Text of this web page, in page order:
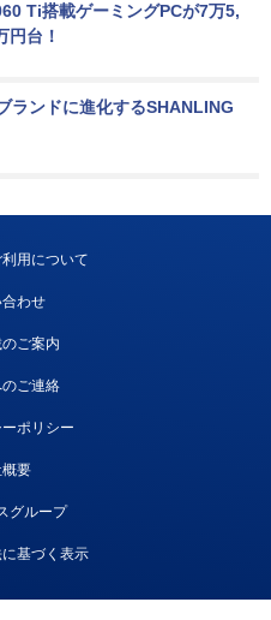
Ti搭載ゲーミングPCが7万5,
円台！
ランドに進化するSHANLING
用について
わせ
ご案内
ご連絡
ポリシー
要
グループ
基づく表示